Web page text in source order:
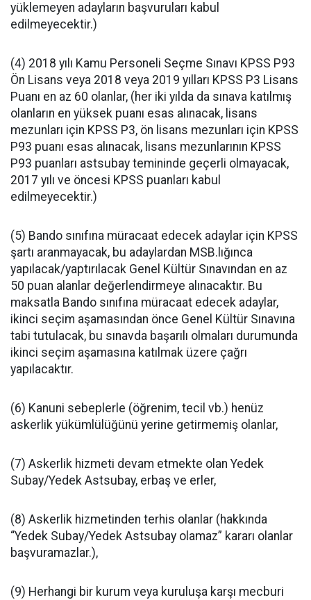
yüklemeyen adayların başvuruları kabul
edilmeyecektir.)
(4) 2018 yılı Kamu Personeli Seçme Sınavı KPSS P93
Ön Lisans veya 2018 veya 2019 yılları KPSS P3 Lisans
Puanı en az 60 olanlar, (her iki yılda da sınava katılmış
olanların en yüksek puanı esas alınacak, lisans
mezunları için KPSS P3, ön lisans mezunları için KPSS
P93 puanı esas alınacak, lisans mezunlarının KPSS
P93 puanları astsubay temininde geçerli olmayacak,
2017 yılı ve öncesi KPSS puanları kabul
edilmeyecektir.)
(5) Bando sınıfına müracaat edecek adaylar için KPSS
şartı aranmayacak, bu adaylardan MSB.lığınca
yapılacak/yaptırılacak Genel Kültür Sınavından en az
50 puan alanlar değerlendirmeye alınacaktır. Bu
maksatla Bando sınıfına müracaat edecek adaylar,
ikinci seçim aşamasından önce Genel Kültür Sınavına
tabi tutulacak, bu sınavda başarılı olmaları durumunda
ikinci seçim aşamasına katılmak üzere çağrı
yapılacaktır.
(6) Kanuni sebeplerle (öğrenim, tecil vb.) henüz
askerlik yükümlülüğünü yerine getirmemiş olanlar,
(7) Askerlik hizmeti devam etmekte olan Yedek
Subay/Yedek Astsubay, erbaş ve erler,
(8) Askerlik hizmetinden terhis olanlar (hakkında
“Yedek Subay/Yedek Astsubay olamaz” kararı olanlar
başvuramazlar.),
(9) Herhangi bir kurum veya kuruluşa karşı mecburi